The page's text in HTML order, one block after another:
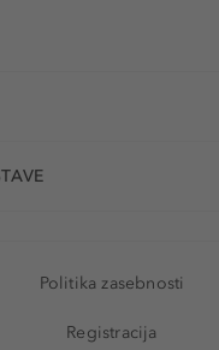
Politika zasebnosti
Registracija